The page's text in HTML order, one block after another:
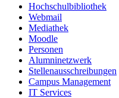
Hochschulbibliothek
Webmail
Mediathek
Moodle
Personen
Alumninetzwerk
Stellenausschreibungen
Campus Management
IT Services